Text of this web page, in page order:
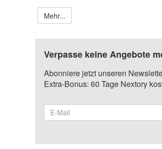
Mehr...
Verpasse keine Angebote
Abonniere jetzt unseren
Extra-Bonus: 60 Tage Nextory